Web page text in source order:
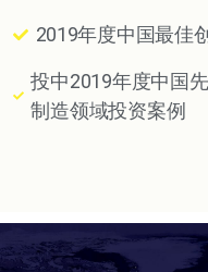
2019年度中国最佳
投中2019年度中国
制造领域投资案例